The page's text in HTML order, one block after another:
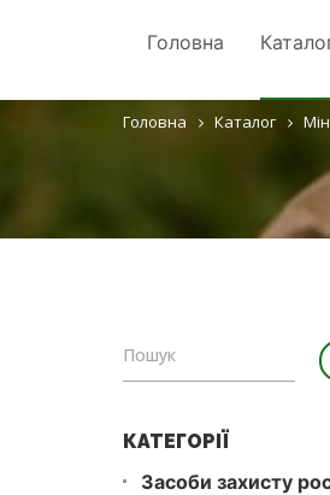
Головна
Головна Каталог
КАТЕГОРІЇ
Засоби захисту